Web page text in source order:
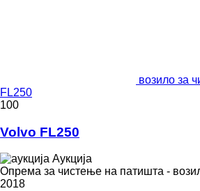
возило за
FL250
100
Volvo FL250
Аукција
Опрема за чистење на патишта -
2018